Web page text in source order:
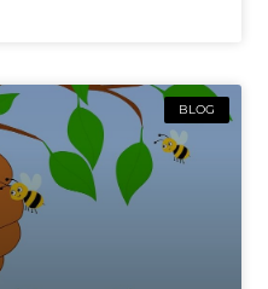
BLOG